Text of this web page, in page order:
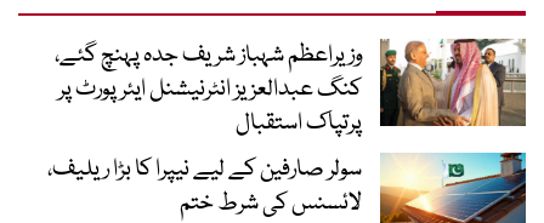
وزیراعظم شہباز شریف جدہ پہنچ گئے،
کنگ عبدالعزیز انٹرنیشنل ایئر پورٹ پر
پرتپاک استقبال
سولر صارفین کے لیے نیپرا کا بڑا ریلیف،
لائسنس کی شرط ختم